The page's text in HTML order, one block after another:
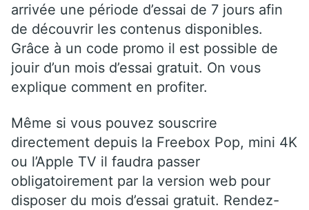
arrivée une période d’essai de 7 jours afin
de découvrir les contenus disponibles.
Grâce à un code promo il est possible de
jouir d’un mois d’essai gratuit. On vous
explique comment en profiter.
Même si vous pouvez souscrire
directement depuis la Freebox Pop, mini 4K
ou l’Apple TV il faudra passer
obligatoirement par la version web pour
disposer du mois d’essai gratuit. Rendez-